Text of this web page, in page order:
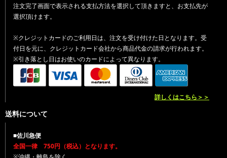
注文完了画面で表示される支払方法を選択して頂きますと、お支払先が
選択頂けます。
※クレジットカードのご利用日は、注文を受け付けた日となります。受
付日を元に、クレジットカード会社から商品代金の請求が行われます。
※引き落とし日はお使いのカードによって異なります。
詳しくはこちら＞＞
送料について
■佐川急便
全国一律 750円（税込）となります。